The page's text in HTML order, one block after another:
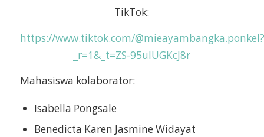
TikTok:
https://www.tiktok.com/@mieayambangka.ponkel?
_r=1&_t=ZS-95uIUGKcJ8r
Mahasiswa kolaborator:
Isabella Pongsale
Benedicta Karen Jasmine Widayat